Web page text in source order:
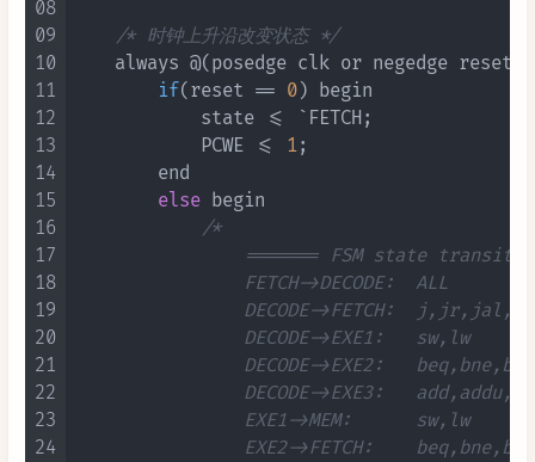
08
09
10
11
12
13
14
15
16
17
18
19
20
21
22
23
24
/* 时钟上升沿改变状态 */
always @(posedge clk or negedge reset)
if(reset == 0) begin
            state <= `FETCH;
            PCWE <=
1;
        end
else begin
/*
======= FSM state
                FETCH->DECODE:  ALL
DECODE->FETCH:
                DECODE->EXE1:   sw,lw
DECODE->EXE2:
DECODE->EXE3:
                EXE1->MEM:      sw,lw
EXE2->FETCH: